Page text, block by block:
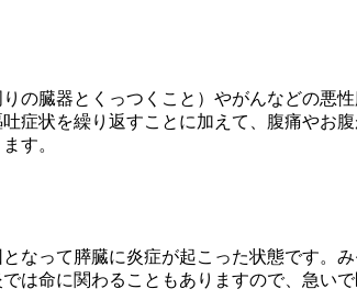
の臓器とくっつくこと）やがんなどの悪
症状を繰り返すことに加えて、腹痛や
す。
なって膵臓に炎症が起こった状態です。
は命に関わることもありますので、急い